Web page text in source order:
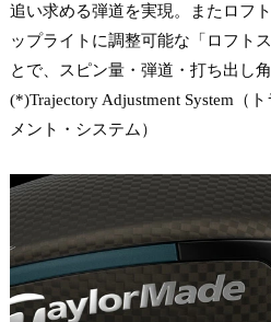
追い求める弾道を実現。またロフ
ップライトに調整可能な「ロフト
とで、スピン量・弾道・打ち出し
(*)Trajectory Adjustment System（
メント・システム）